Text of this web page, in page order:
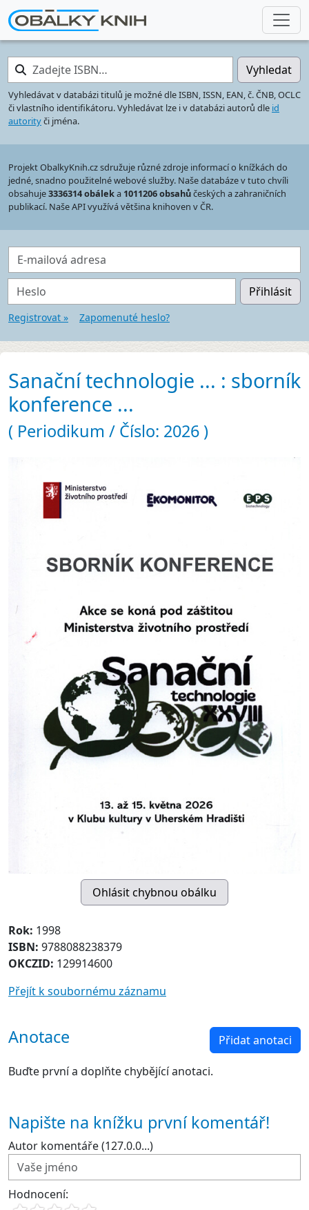
Zadejte ISBN… Vyhledat
Vyhledávat v databázi titulů je možné dle ISBN, ISSN, EAN, č. ČNB, OCLC
či vlastního identifikátoru. Vyhledávat lze i v databázi autorů dle id
autorityči jména.
Projekt ObalkyKnih.cz sdružuje různé zdroje informací o knížkách do
jedné, snadno použitelné webové služby. Naše databáze v tuto chvíli
obsahuje3336314 obáleka 1011206 obsahůčeských a zahraničních
publikací. Naše API využívá většina knihoven v ČR.
E-mailová adresa
Heslo Přihlásit
Registrovat » Zapomenuté heslo?
Sanační technologie ... : sborník
konference ...
( Periodikum / Číslo: 2026 )
Rok: 1998
ISBN: 9788088238379
OKCZID: 129914600
Přejít k soubornému záznamu
Anotace Přidat anotaci
Buďte první a doplňte chybějící anotaci.
Napište na knížku první komentář!
Autor komentáře (127.0.0...)
Hodnocení: